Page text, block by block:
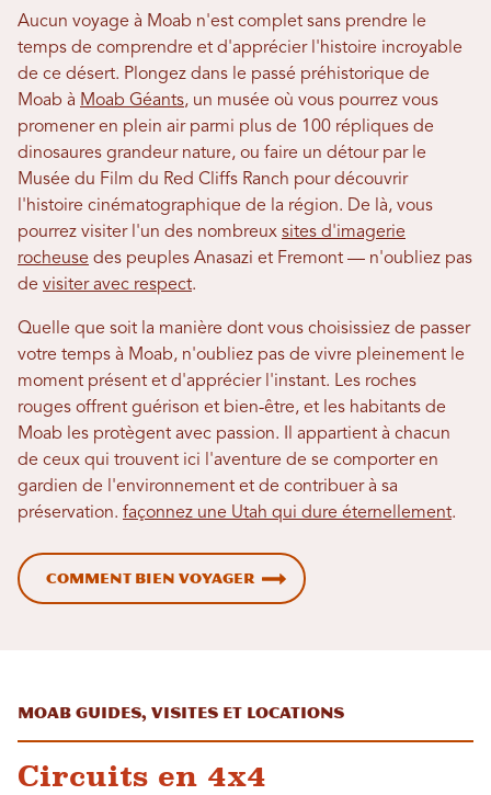
Aucun voyage à Moab n'est complet sans prendre le
temps de comprendre et d'apprécier l'histoire incroyable
de ce désert. Plongez dans le passé préhistorique de
Moab à Moab Géants, un musée où vous pourrez vous
promener en plein air parmi plus de 100 répliques de
dinosaures grandeur nature, ou faire un détour par le
Musée du Film du Red Cliffs Ranch pour découvrir
l'histoire cinématographique de la région. De là, vous
pourrez visiter l'un des nombreux sites d'imagerie
rocheuse des peuples Anasazi et Fremont — n'oubliez pas
de visiter avec respect.
Quelle que soit la manière dont vous choisissiez de passer
votre temps à Moab, n'oubliez pas de vivre pleinement le
moment présent et d'apprécier l'instant. Les roches
rouges offrent guérison et bien-être, et les habitants de
Moab les protègent avec passion. Il appartient à chacun
de ceux qui trouvent ici l'aventure de se comporter en
gardien de l'environnement et de contribuer à sa
préservation. façonnez une Utah qui dure éternellement.
Comment bien voyager
Moab Guides, visites et locations
Circuits en 4x4